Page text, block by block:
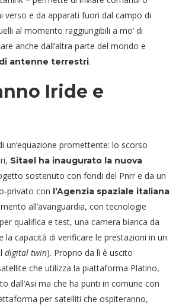
verso e da apparati fuori dal campo di
al momento raggiungibili a mo’ di
anche dall’altra parte del mondo e
antenne terrestri.
Iride e
un’equazione promettente: lo scorso
Sitael ha inaugurato la nuova
sostenuto con fondi del Pnrr e da un
privato con l’Agenzia spaziale italiana
all’avanguardia, con tecnologie
qualifica e test, una camera bianca da
la capacità di verificare le prestazioni in un
digital twin). Proprio da lì è uscito
che utilizza la piattaforma Platino,
dall’Asi ma che ha punti in comune con
per satelliti che ospiteranno,